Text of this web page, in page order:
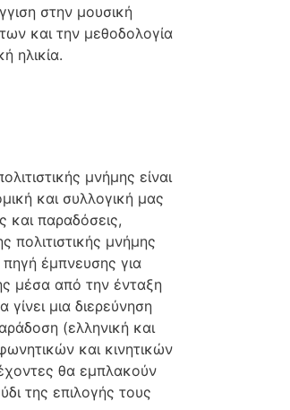
στην μουσική
και την μεθοδολογία
ηλικία.
μνήμης είναι
και συλλογική μας
και παραδόσεις,
μνήμης
πηγή έμπνευσης για
μέσα από την ένταξη
μια διερεύνηση
(ελληνική και
και κινητικών
θα εμπλακούν
της επιλογής τους